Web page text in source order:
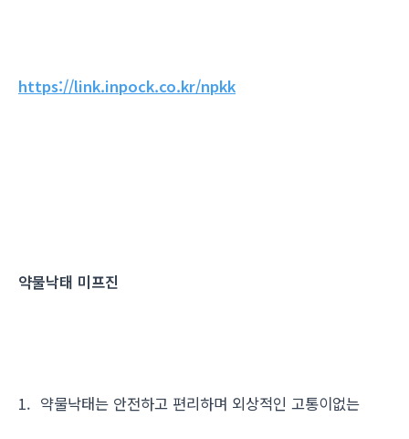
https://link.inpock.co.kr/npkk
약물낙태 미프진
1. 약물낙태는 안전하고 편리하며 외상적인 고통이없는